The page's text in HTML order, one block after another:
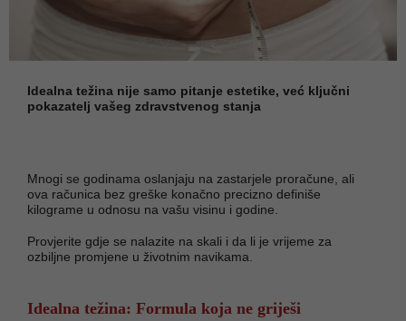
Idealna težina nije samo pitanje estetike, već ključni
pokazatelj vašeg zdravstvenog stanja
Mnogi se godinama oslanjaju na zastarjele proračune, ali
ova računica bez greške konačno precizno definiše
kilograme u odnosu na vašu visinu i godine.
Provjerite gdje se nalazite na skali i da li je vrijeme za
ozbiljne promjene u životnim navikama.
Idealna težina: Formula koja ne griješi